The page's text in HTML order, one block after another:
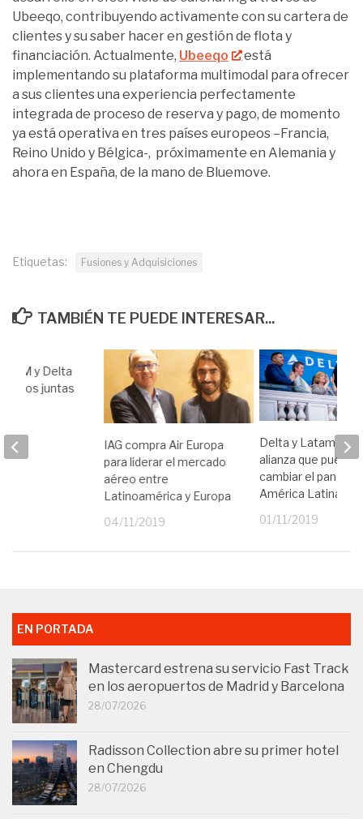
Ubeeqo, contribuyendo activamente con su cartera de
clientes y su saber hacer en gestión de flota y
financiación. Actualmente, Ubeeqo
está
implementando su plataforma multimodal para ofrecer
a sus clientes una experiencia perfectamente
integrada de proceso de reserva y pago, de momento
ya está operativa en tres países europeos –Francia,
Reino Unido y Bélgica-, próximamente en Alemania y
ahora en España, de la mano de Bluemove.
Etiquetas: Fusiones y Adquisiciones
TAMBIÉN TE PUEDE INTERESAR...
IAG compra Air Europa
para liderar el mercado
aéreo entre
Latinoamérica y Europa
04/11/2019
Delta y Latam una
alianza que puede
cambiar el
América Latina
01/11/2019
KLM y Delta
años juntas
EN PORTADA
Mastercard estrena su servicio Fast Track
en los aeropuertos de Madrid y Barcelona
28/07/2026
Radisson Collection abre su primer hotel
en Chengdu
28/07/2026